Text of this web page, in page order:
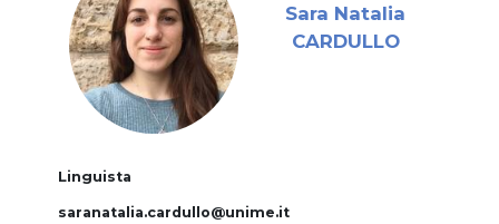
Sara Natalia
CARDULLO
Linguista
saranatalia.cardullo@unime.it